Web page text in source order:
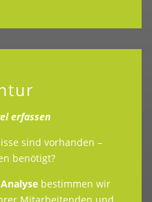
erfassen
sind vorhanden –
benötigt?
bestimmen wir